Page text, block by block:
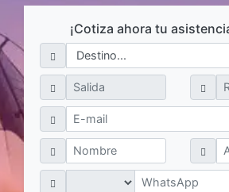
¡Cotiza ahora tu